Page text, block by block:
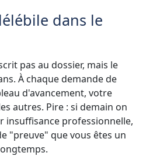
dans le
pas au dossier, mais le
À chaque demande de
d'avancement, votre
autres. Pire : si demain on
insuffisance professionnelle,
"preuve" que vous êtes un